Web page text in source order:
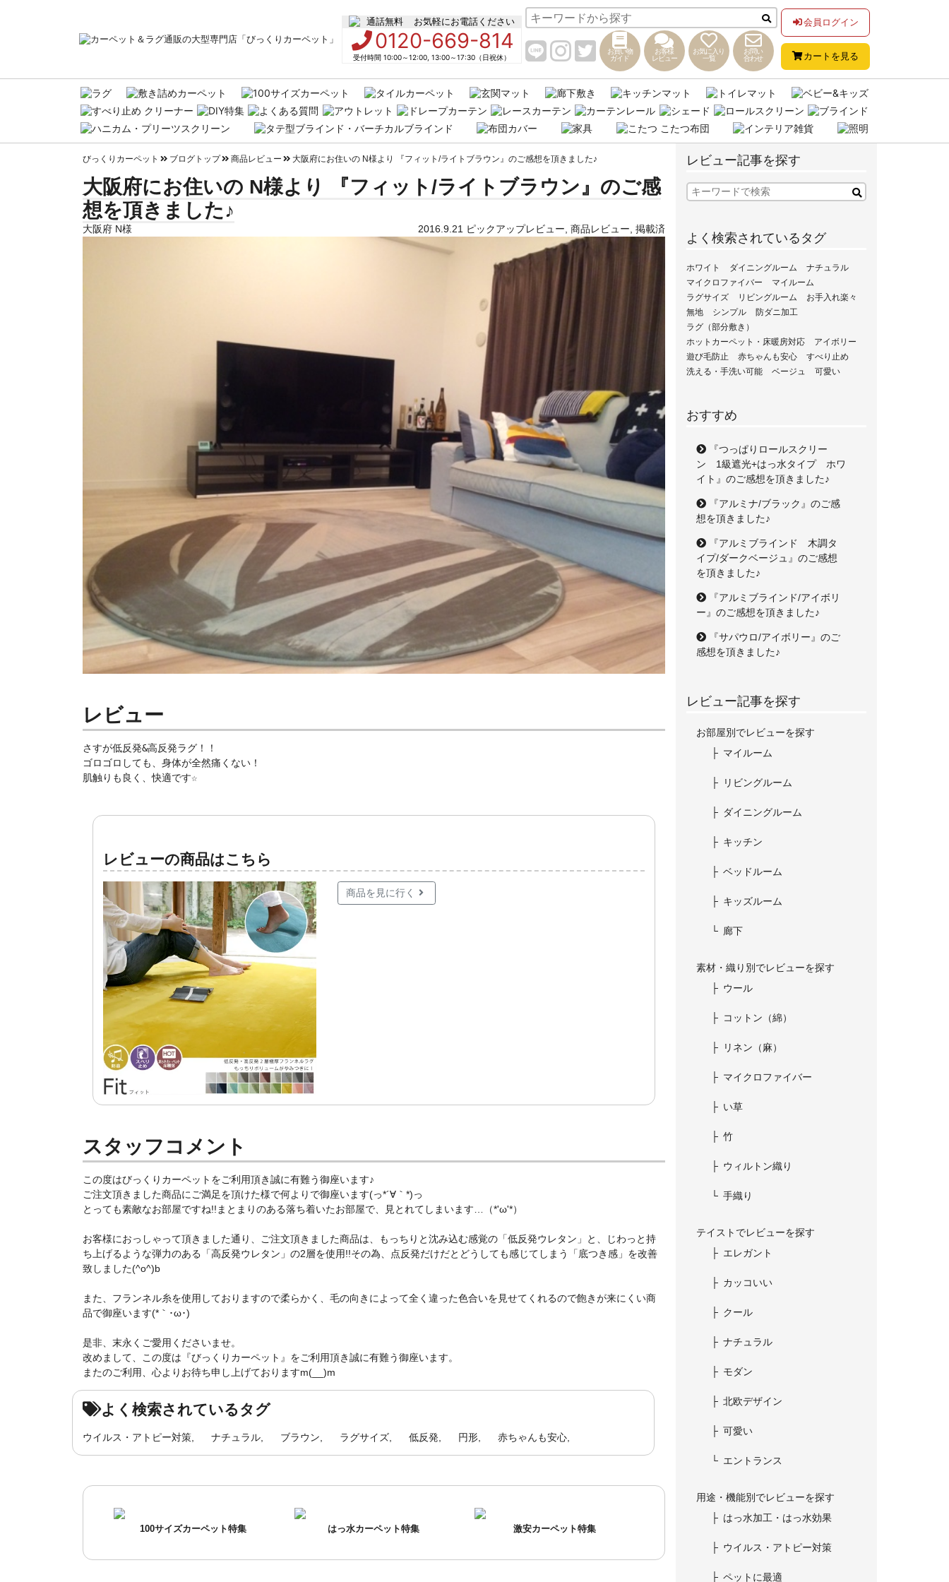
お気軽にお電話ください
0120-669-814
受付時間 10:00～12:00, 13:00～17:30（日祝休）
お買い物
ガイド
お客様
レビュー
お気に入り
一覧
お問い
合わせ
会員ログイン
カートを見る
びっくりカーペット ブログトップ 商品レビュー 大阪府にお住いの N様より 『フィット/ライトブラウン』のご感想を頂きました♪
大阪府にお住いの N様より 『フィット/ライトブラウン』のご感
想を頂きました♪
大阪府 N様 2016.9.21 ピックアップレビュー 商品レビュー 掲載済
レビュー
さすが低反発&高反発ラグ！！
ゴロゴロしても、身体が全然痛くない！
肌触りも良く、快適です☆
レビューの商品はこちら
商品を見に行く
スタッフコメント
この度はびっくりカーペットをご利用頂き誠に有難う御座います♪
ご注文頂きました商品にご満足を頂けた様で何よりで御座います(っ*´∀｀*)っ
とっても素敵なお部屋ですね!!まとまりのある落ち着いたお部屋で、見とれてしまいます…（*'ω'*）
お客様におっしゃって頂きました通り、ご注文頂きました商品は、もっちりと沈み込む感覚の「低反発ウレタン」と、じわっと持
ち上げるような弾力のある「高反発ウレタン」の2層を使用!!その為、点反発だけだとどうしても感じてしまう「底つき感」を改善
致しました(^o^)b
また、フランネル糸を使用しておりますので柔らかく、毛の向きによって全く違った色合いを見せてくれるので飽きが来にくい商
品で御座います(*｀･ω･)ゞ
是非、末永くご愛用くださいませ。
改めまして、この度は『びっくりカーペット』をご利用頂き誠に有難う御座います。
またのご利用、心よりお待ち申し上げておりますm(__)m
よく検索されているタグ
ウイルス・アトピー対策 ナチュラル ブラウン ラグサイズ 低反発 円形 赤ちゃんも安心
100サイズカーペット特集 はっ水カーペット特集 激安カーペット特集
レビュー記事を探す
よく検索されているタグ
ホワイト ダイニングルーム
ナチュラル
マイクロファイバー
マイルーム
ラグサイズ
リビングルーム
お手入れ楽々
無地
シンプル
防ダニ加工
ラグ（部分敷き）
ホットカーペット・床暖房対応
アイボリー
遊び毛防止
赤ちゃんも安心
すべり止め
洗える・手洗い可能
ベージュ 可愛い
おすすめ
『つっぱりロールスクリー
ン 1級遮光+はっ水タイプ ホワ
イト』のご感想を頂きました♪
『アルミナ/ブラック』のご感
想を頂きました♪
『アルミブラインド 木調タ
イプ/ダークベージュ』のご感想
を頂きました♪
『アルミブラインド/アイボリ
ー』のご感想を頂きました♪
『サパウロ/アイボリー』のご
感想を頂きました♪
レビュー記事を探す
お部屋別でレビューを探す
マイルーム
リビングルーム
ダイニングルーム
キッチン
ベッドルーム
キッズルーム
廊下
素材・織り別でレビューを探す
ウール
コットン（綿）
リネン（麻）
マイクロファイバー
い草
竹
ウィルトン織り
手織り
テイストでレビューを探す
エレガント
カッコいい
クール
ナチュラル
モダン
北欧デザイン
可愛い
エントランス
用途・機能別でレビューを探す
はっ水加工・はっ水効果
ウイルス・アトピー対策
ペットに最適